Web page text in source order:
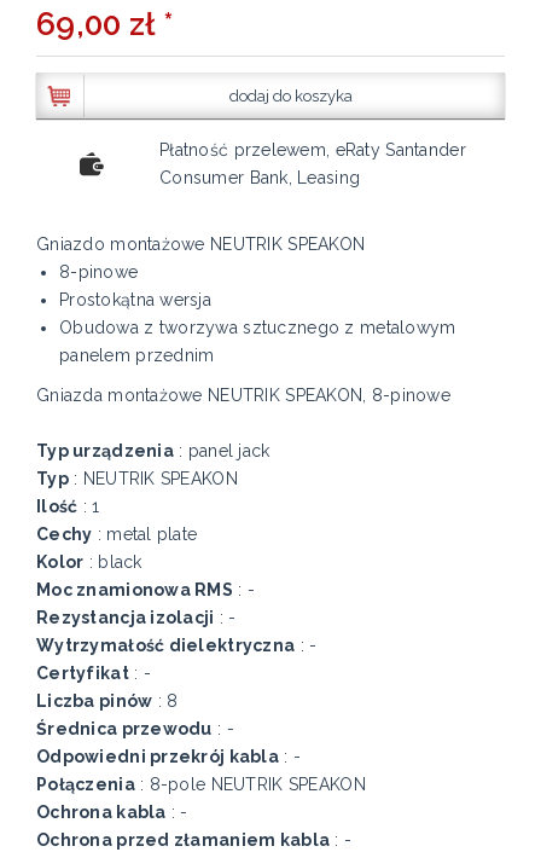
69,00 zł *
dodaj do koszyka
Płatność przelewem, eRaty Santander
Consumer Bank, Leasing
Gniazdo montażowe NEUTRIK SPEAKON
8-pinowe
Prostokątna wersja
Obudowa z tworzywa sztucznego z metalowym
panelem przednim
Gniazda montażowe NEUTRIK SPEAKON, 8-pinowe
Typ urządzenia: panel jack
Typ: NEUTRIK SPEAKON
Ilość : 1
Cechy : metal plate
Kolor : black
Moc znamionowa RMS : -
Rezystancja izolacji : -
Wytrzymałość dielektryczna : -
Certyfikat: -
Liczba pinów : 8
Średnica przewodu : -
Odpowiedni przekrój kabla : -
Połączenia: 8-pole NEUTRIK SPEAKON
Ochrona kabla : -
Ochrona przed złamaniem kabla : -